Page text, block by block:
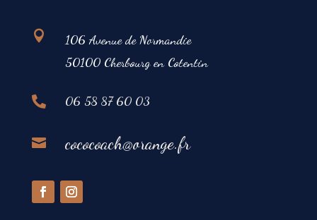

106 Avenue de Normandie
50100 Cherbourg en Cotentin
 06 58 87 60 03
 cococoach@orange.fr